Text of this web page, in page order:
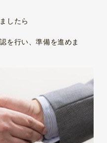
したら
を行い、準備を進めま